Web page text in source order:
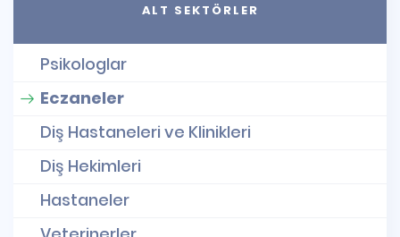
ALT SEKTÖRLER
Psikologlar
Eczaneler
Diş Hastaneleri ve Klinikleri
Diş Hekimleri
Hastaneler